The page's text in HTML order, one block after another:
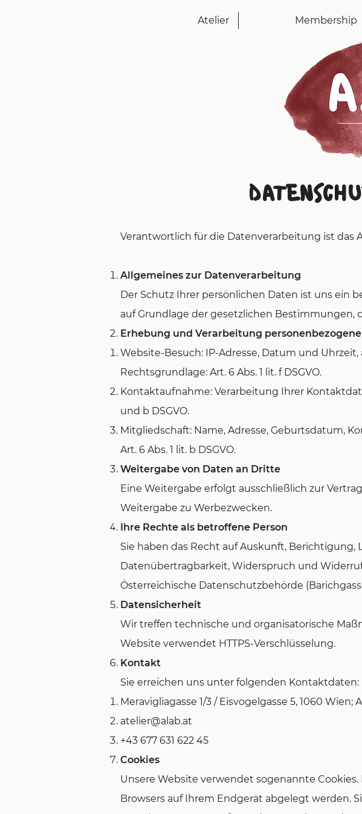
Atelier Membership
Verantwortlich für die Datenverarbeitung ist das
Allgemeines zur Datenverarbeitung
Der Schutz Ihrer persönlichen Daten ist uns ein
auf Grundlage der gesetzlichen Bestimmungen,
Erhebung und Verarbeitung
Website-Besuch: IP-Adresse, Datum und
Rechtsgrundlage: Art. 6 Abs. 1 lit. f DSGVO.
Kontaktaufnahme: Verarbeitung Ihrer
und b DSGVO.
Mitgliedschaft: Name, Adresse, Geburtsdatum,
Art. 6 Abs. 1 lit. b DSGVO.
Weitergabe von Daten an Dritte
Eine Weitergabe erfolgt ausschließlich zur
Weitergabe zu Werbezwecken.
Ihre Rechte als betroffene Person
Sie haben das Recht auf Auskunft,
Datenübertragbarkeit, Widerspruch und
Österreichische Datenschutzbehörde
Datensicherheit
Wir treffen technische und organisatorische
Website verwendet HTTPS-Verschlüsselung.
Kontakt
Sie erreichen uns unter folgenden Kontaktdaten:
Meravigliagasse 1/3 / Eisvogelgasse 5, 1060 Wien;
atelier@alab.at
+43 677 631 622 45
Cookies
Unsere Website verwendet sogenannte
Browsers auf Ihrem Endgerät abgelegt werden.